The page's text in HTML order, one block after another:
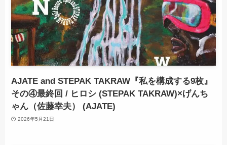
AJATE and STEPAK TAKRAW『私を構成する9枚』
その④最終回 / ヒロシ (STEPAK TAKRAW)×げんち
ゃん（佐藤幸夫） (AJATE)
2026年5月21日